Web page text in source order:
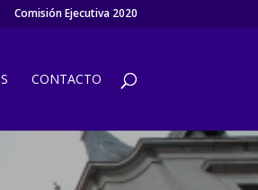
Comisión Ejecutiva 2020
CONTACTO